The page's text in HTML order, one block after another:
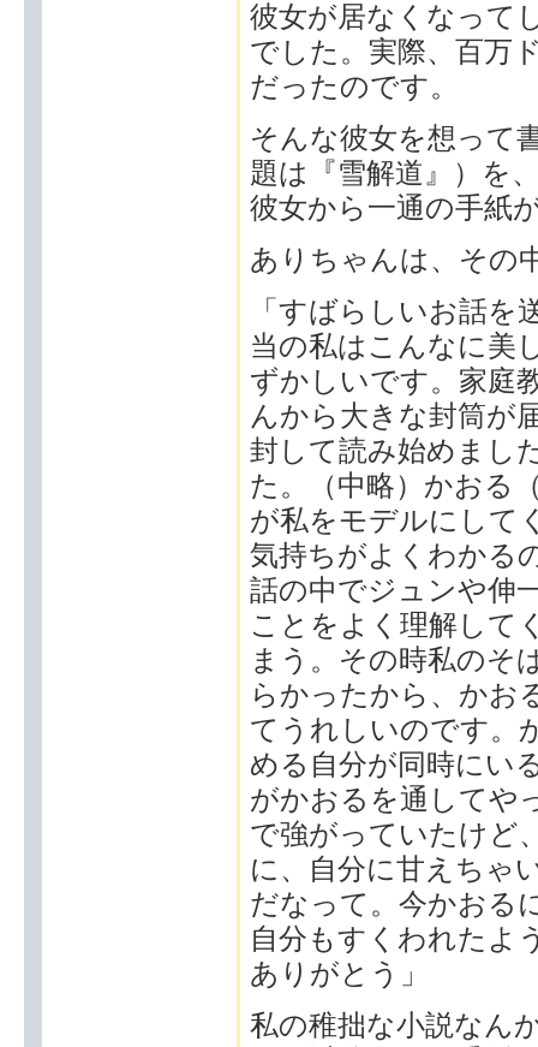
彼女が居なくなって
でした。実際、百万
だったのです。
そんな彼女を想って
題は『雪解道』）を
彼女から一通の手紙
ありちゃんは、その
「すばらしいお話
当の私はこんなに美
ずかしいです。家庭
んから大きな封筒が
封して読み始めまし
た。（中略）かおる
が私をモデルにして
気持ちがよくわかる
話の中でジュンや伸
ことをよく理解して
まう。その時私のそ
らかったから、かお
てうれしいのです。
める自分が同時にい
がかおるを通してや
で強がっていたけど
に、自分に甘えちゃ
だなって。今かおる
自分もすくわれたよ
ありがとう」
私の稚拙な小説なん